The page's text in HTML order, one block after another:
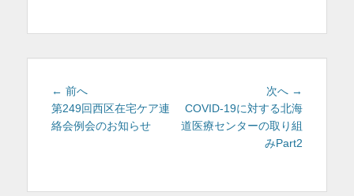
投
稿
ナ
← 前へ
の
投
第249回西区在宅ケア連
絡会例会のお知らせ
次へ →
の
COVID-19に対する北海
道医療センターの取り組
みPart2